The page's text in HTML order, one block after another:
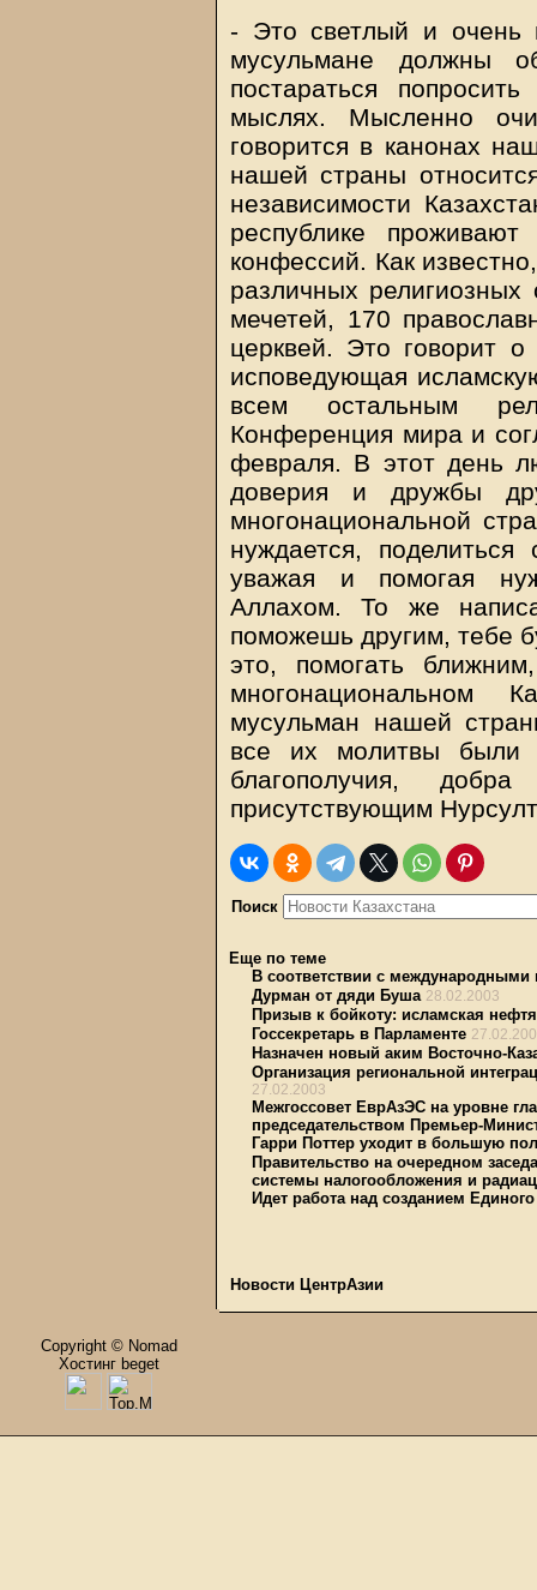
- Это светлый и очень
мусульмане должны
постараться
мыслях. Мысленно
говорится в канонах
нашей страны
независимости
республике
конфессий. Как
различных
мечетей, 170
церквей. Это говорит
исповедующая
всем остальным
Конференция мира и
февраля. В этот день
доверия и дружбы
многонациональной
нуждается,
уважая и помогая
Аллахом. То же
поможешь другим, тебе
это, помогать
многонациональном
мусульман нашей
все их молитвы
благополучия,
присутствующим
Поиск
Еще по теме
В соответствии с международными
Дурман от дяди Буша 28.02.2003
Призыв к бойкоту: исламская
Госсекретарь в Парламенте
Назначен новый аким Восточно-
Организация региональной
27.02.2003
Межгоссовет ЕврАзЭС на уровне
председательством Премьер-
Гарри Поттер уходит в большую
Правительство на очередном
системы налогообложения и
Идет работа над созданием
Новости ЦентрАзии
Copyright © Nomad
Хостинг beget